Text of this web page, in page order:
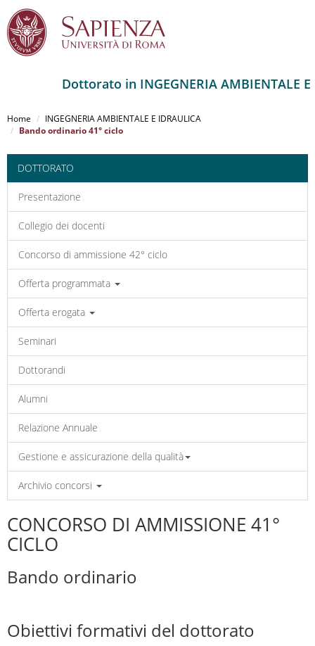
al
contenuto
Dottorato in INGEGNERIA AMBIENTALE E
Home
INGEGNERIA AMBIENTALE E IDRAULICA
Bando ordinario 41° ciclo
DOTTORATO
Presentazione
Collegio dei docenti
Concorso di ammissione 42° ciclo
Offerta programmata
Offerta erogata
Seminari
Dottorandi
Alumni
Relazione Annuale
Gestione e assicurazione della qualità
Archivio concorsi
CONCORSO DI AMMISSIONE 41°
CICLO
Bando ordinario
Obiettivi formativi del dottorato